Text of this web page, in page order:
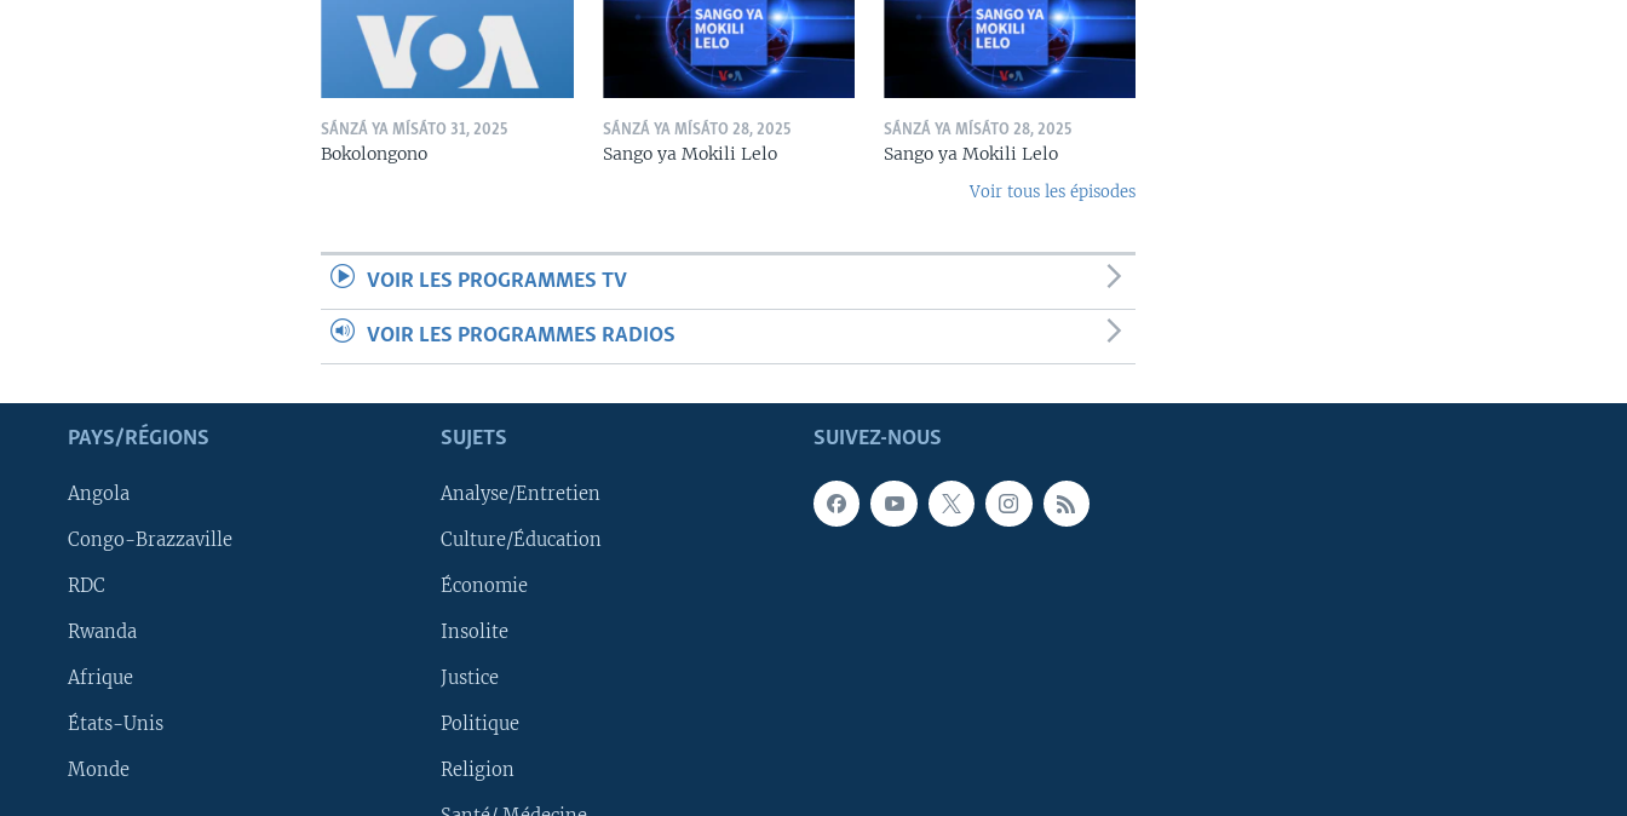
SÁNZÁ YA MÍSÁTO 31, 2025
Bokolongono
SÁNZÁ YA MÍSÁTO 28, 2025
Sango ya Mokili Lelo
SÁNZÁ YA MÍSÁTO 28, 2025
Sango ya Mokili Lelo
Voir tous les épisodes
VOIR LES PROGRAMMES TV
VOIR LES PROGRAMMES RADIOS
SUIVEZ-NOUS
PAYS/RÉGIONS
Angola
Congo-Brazzaville
RDC
Rwanda
Afrique
États-Unis
Monde
SUJETS
Analyse/Entretien
Culture/Éducation
Économie
Insolite
Justice
Politique
Religion